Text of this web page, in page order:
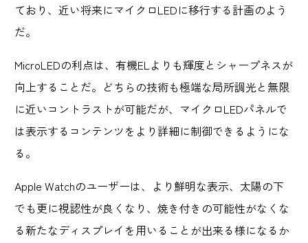
ており、近い将来にマイクロLEDに移行する計画のよう
だ。
MicroLEDの利点は、有機ELよりも輝度とシャープネスが
向上することだ。どちらの技術も極端な局所調光と無限
に近いコントラストが可能だが、マイクロLEDパネルで
は表示するコンテンツをより詳細に制御できるようにな
る。
Apple Watchのユーザーは、より鮮明な表示、太陽の下
でも更に視認性が良くなり、焼き付きの可能性がなくな
る新たなディスプレイを用いることが出来る様になるか